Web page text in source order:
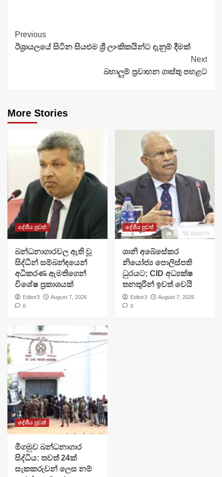
Continue
Reading
Previous
ඊශ්‍රායලයේ සිටින සියළුම ශ්‍රී ලාංකිකයින්ට දැනුම් දීමක්
Next
බහාලුම් ප්‍රවාහන ගාස්තු පහළට
More Stories
දේශීය පුවත්
බන්ධනාගාරවල ඇති වූ
සිද්ධීන් සම්බන්ඳයෙන්
අධිකරණ ඇමතිගෙන්
විශේෂ ප්‍රකාශයක්
Editor3
August 7, 2026
0
දේශීය පුවත්
ශානි අබේසේකර
නියෝජ්‍ය පොලිස්පති
ධුරයට; CID අධ්‍යක්ෂ
තනතුරින් ඉවත් වෙයි
Editor3
August 7, 2026
0
දේශීය පුවත්
මීගමුව බන්ධනාගාර
සිද්ධිය: තවත් 24ක්
සැකකරුවන් ලෙස නම්